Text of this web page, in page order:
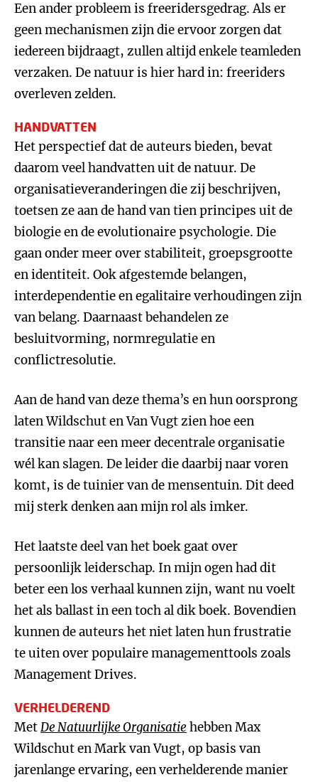
Een ander probleem is freeridersgedrag. Als er
geen mechanismen zijn die ervoor zorgen dat
iedereen bijdraagt, zullen altijd enkele teamleden
verzaken. De natuur is hier hard in: freeriders
overleven zelden.
HANDVATTEN
Het perspectief dat de auteurs bieden, bevat
daarom veel handvatten uit de natuur. De
organisatieveranderingen die zij beschrijven,
toetsen ze aan de hand van tien principes uit de
biologie en de evolutionaire psychologie. Die
gaan onder meer over stabiliteit, groepsgrootte
en identiteit. Ook afgestemde belangen,
interdependentie en egalitaire verhoudingen zijn
van belang. Daarnaast behandelen ze
besluitvorming, normregulatie en
conflictresolutie.
Aan de hand van deze thema’s en hun oorsprong
laten Wildschut en Van Vugt zien hoe een
transitie naar een meer decentrale organisatie
wél kan slagen. De leider die daarbij naar voren
komt, is de tuinier van de mensentuin. Dit deed
mij sterk denken aan mijn rol als imker.
Het laatste deel van het boek gaat over
persoonlijk leiderschap. In mijn ogen had dit
beter een los verhaal kunnen zijn, want nu voelt
het als ballast in een toch al dik boek. Bovendien
kunnen de auteurs het niet laten hun frustratie
te uiten over populaire managementtools zoals
Management Drives.
VERHELDEREND
MetDe Natuurlijke Organisatie hebben Max
Wildschut en Mark van Vugt, op basis van
jarenlange ervaring, een verhelderende manier